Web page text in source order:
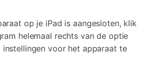
op je iPad is aangesloten, klik
helemaal rechts van de optie
instellingen voor het apparaat te